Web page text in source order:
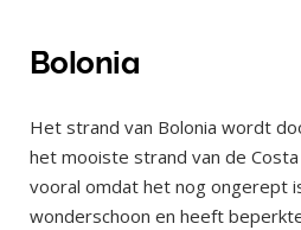
Bolonia
Het strand van Bolonia wordt
het mooiste strand van de Costa
vooral omdat het nog ongerept
wonderschoon en heeft